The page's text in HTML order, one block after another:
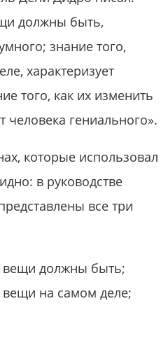
должны быть,
знание того,
характеризует
того, как их изменить
человека гениального».
которые использовал
в руководстве
все три
вещи должны быть;
вещи на самом деле;